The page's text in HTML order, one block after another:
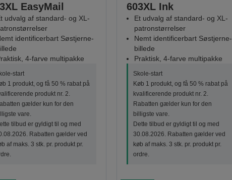
EasyMail
udvalg af standard- og XL-
identificerbart Søstjerne-
4-farve multipakke
start
1 produkt, og få 50 % rabat på
produkt nr. 2.
gælder kun for den
vare.
tilbud er gyldigt til og med
Rabatten gælder ved
af maks. 3 stk. pr. produkt pr.
603XL Ink
Et udvalg af standard- og XL-
patronstørrelser
Nemt identificerbart Søstjerne-
billede
Praktisk, 4-farve multipakke
Skole-start
Køb 1 produkt, og få 50 % rabat på
kvalificerende produkt nr. 2.
Rabatten gælder kun for den
billigste vare.
Dette tilbud er gyldigt til og med
30.08.2026. Rabatten gælder ved
køb af maks. 3 stk. pr. produkt pr.
ordre.